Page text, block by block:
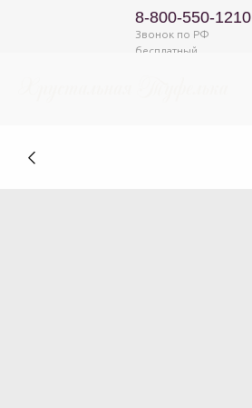
8-800-550-1210
Звонок по РФ
бесплатный